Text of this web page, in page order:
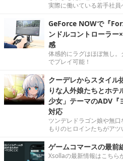
実際に働いている若手社員
GeForce NOWで『
ンドルコントローラー
感
体感的にラグはほぼ無し
でプレイ可能！
クーデレからスタイル
りな人外娘たちとホ
少女」テーマのADV『
対応
ツンデレドラゴン娘や無
もりのヒロインたちがアツ
ゲームコマースの最前
Xsollaの最新情報はこちら